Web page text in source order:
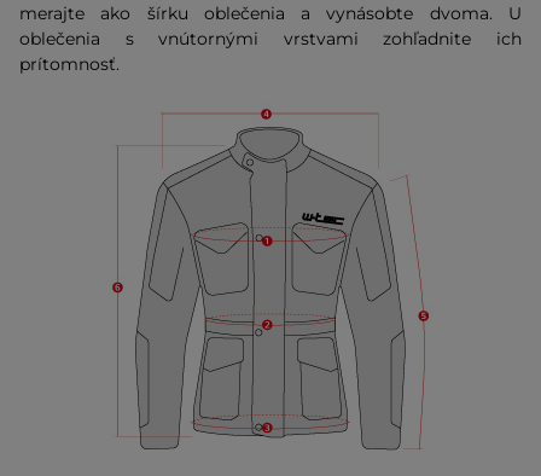
merajte ako šírku oblečenia a vynásobte dvoma. U
oblečenia s vnútornými vrstvami zohľadnite ich
prítomnosť.